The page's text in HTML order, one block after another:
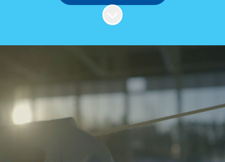
Siirry sisältöön
Rajamäen Uimahalli
Hyvää Oloa jo
vuodesta 1974